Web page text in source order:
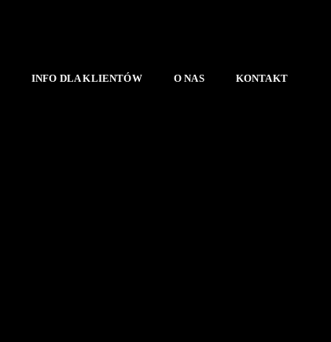
INFO DLA KLIENTÓW O NAS KONTAKT